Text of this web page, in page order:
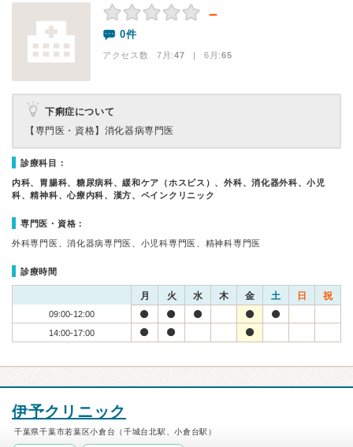
－
0件
アクセス数 7月:47 | 6月:65
下痢症について
【専門医・資格】 消化器病専門医
診療科目：
内科、胃腸科、糖尿病科、緩和ケア（ホスピス）、外科、消化器外科、小児
科、精神科、心療内科、漢方、ペインクリニック
専門医・資格：
外科専門医、消化器病専門医、小児科専門医、精神科専門医
診療時間
月 火 水 木 金 土 日 祝
09:00-12:00
14:00-17:00
伊予クリニック
千葉県千葉市若葉区小倉台（千城台北駅、小倉台駅）